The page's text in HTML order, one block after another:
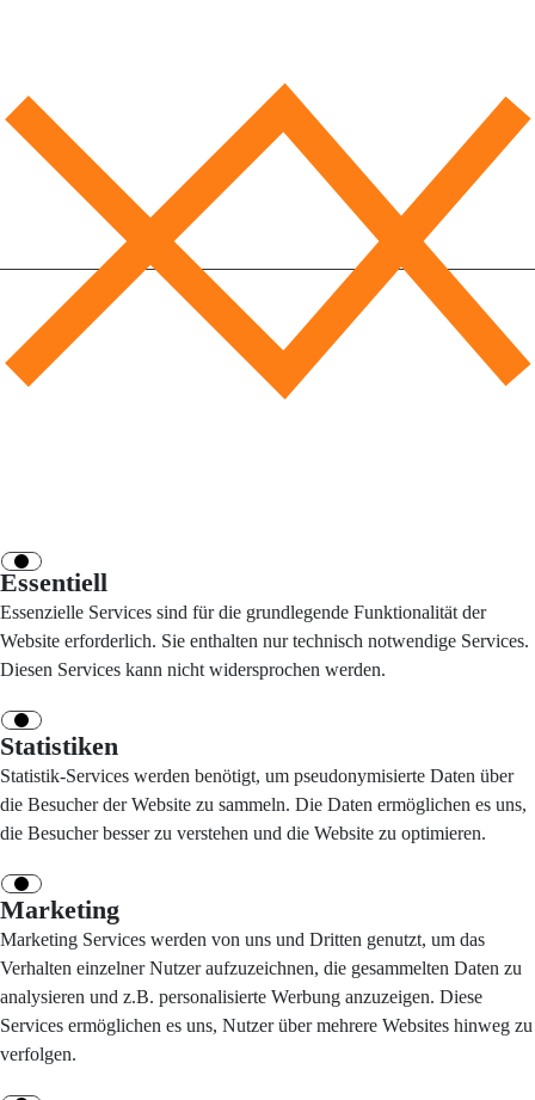
Essentiell
Essenzielle Services sind für die grundlegende Funktionalität der
Website erforderlich. Sie enthalten nur technisch notwendige Services.
Diesen Services kann nicht widersprochen werden.
Statistiken
Statistik-Services werden benötigt, um pseudonymisierte Daten über
die Besucher der Website zu sammeln. Die Daten ermöglichen es uns,
die Besucher besser zu verstehen und die Website zu optimieren.
Marketing
Marketing Services werden von uns und Dritten genutzt, um das
Verhalten einzelner Nutzer aufzuzeichnen, die gesammelten Daten zu
analysieren und z.B. personalisierte Werbung anzuzeigen. Diese
Services ermöglichen es uns, Nutzer über mehrere Websites hinweg zu
verfolgen.